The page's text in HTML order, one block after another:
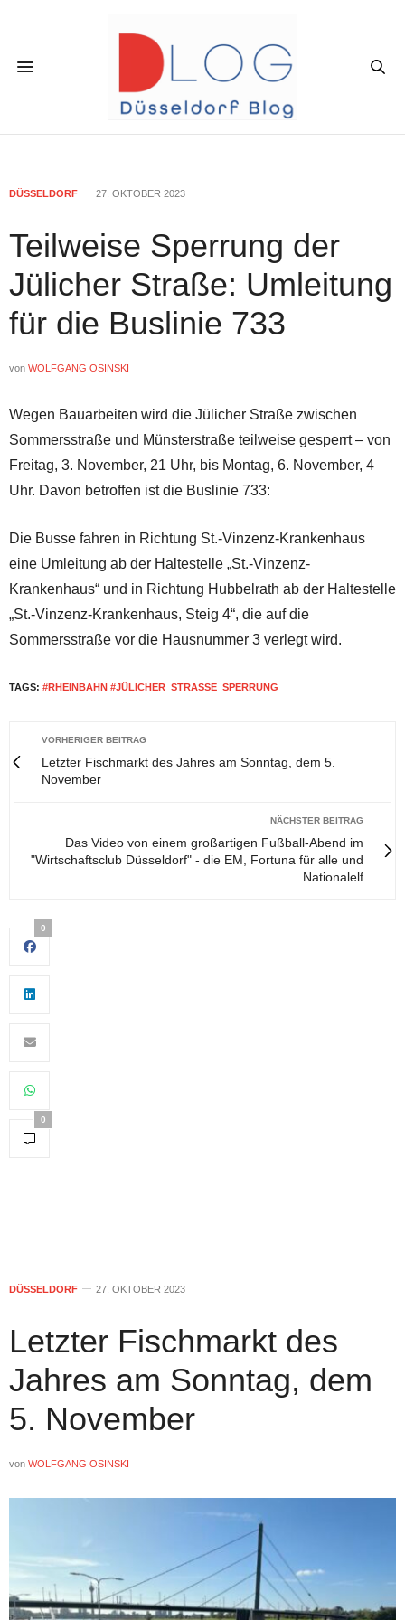
DÜSSELDORF 27. OKTOBER 2023
Teilweise Sperrung der
Jülicher Straße: Umleitung
für die Buslinie 733
von WOLFGANG OSINSKI
Wegen Bauarbeiten wird die Jülicher Straße zwischen
Sommersstraße und Münsterstraße teilweise gesperrt – von
Freitag, 3. November, 21 Uhr, bis Montag, 6. November, 4
Uhr. Davon betroffen ist die Buslinie 733:
Die Busse fahren in Richtung St.-Vinzenz-Krankenhaus
eine Umleitung ab der Haltestelle „St.-Vinzenz-
Krankenhaus“ und in Richtung Hubbelrath ab der Haltestelle
„St.-Vinzenz-Krankenhaus, Steig 4“, die auf die
Sommersstraße vor die Hausnummer 3 verlegt wird.
TAGS: #RHEINBAHN #JÜLICHER_STRASSE_SPERRUNG
VORHERIGER BEITRAG
Letzter Fischmarkt des Jahres am Sonntag, dem 5.
November
NÄCHSTER BEITRAG
Das Video von einem großartigen Fußball-Abend im
"Wirtschaftsclub Düsseldorf" - die EM, Fortuna für alle und
Nationalelf
0
0
DÜSSELDORF 27. OKTOBER 2023
Letzter Fischmarkt des
Jahres am Sonntag, dem
5. November
von WOLFGANG OSINSKI